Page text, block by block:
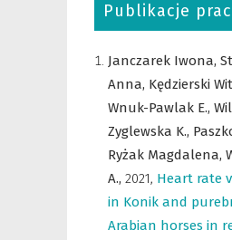
Publikacje
Janczarek Iwona,
Anna, Kędzierski
Wnuk-Pawlak E.,
Zyglewska K.,
Ryżak Magdalena,
A., 2021, Heart rate
in Konik and
Arabian horses in